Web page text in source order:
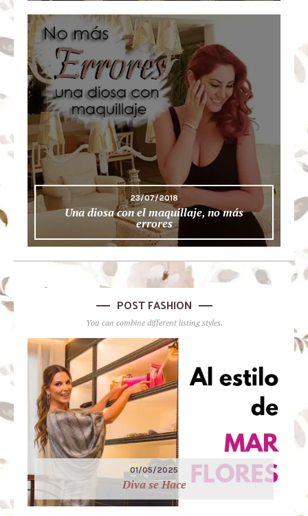
23/07/2018
Una diosa con el maquillaje, no más
errores
POST FASHION
You can combine different listing styles.
01/05/2025
Diva se Hace